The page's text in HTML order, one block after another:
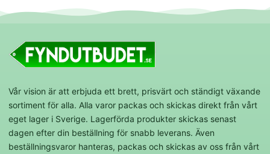
Vår vision är att erbjuda ett brett, prisvärt och ständigt växande
sortiment för alla. Alla varor packas och skickas direkt från vårt
eget lager i Sverige. Lagerförda produkter skickas senast
dagen efter din beställning för snabb leverans. Även
beställningsvaror hanteras, packas och skickas av oss från vårt